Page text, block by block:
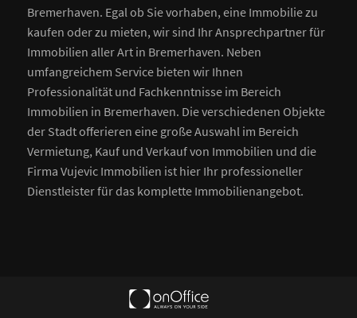
Bremerhaven. Egal ob Sie vorhaben, eine Immobilie zu
kaufen oder zu mieten, wir sind Ihr Ansprechpartner für
Immobilien aller Art in Bremerhaven. Neben
umfangreichem Service bieten wir Ihnen
Professionalität und Fachkenntnisse im Bereich
Immobilien in Bremerhaven. Die verschiedenen Objekte
der Stadt offerieren eine große Auswahl im Bereich
Vermietung, Kauf und Verkauf von Immobilien und die
Firma Vujevic Immobilien ist hier Ihr professioneller
Dienstleister für das komplette Immobilienangebot.